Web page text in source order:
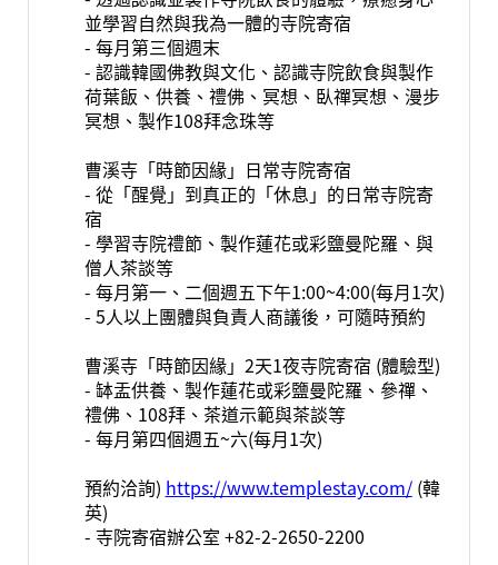
並學習自然與我為一體的寺院寄宿
- 每月第三個週末
- 認識韓國佛教與文化、認識寺院飲食與製作
荷葉飯、供養、禮佛、冥想、臥禪冥想、漫步
冥想、製作108拜念珠等
曹溪寺「時節因緣」日常寺院寄宿
- 從「醒覺」到真正的「休息」的日常寺院寄
宿
- 學習寺院禮節、製作蓮花或彩鹽曼陀羅、與
僧人茶談等
- 每月第一、二個週五下午1:00~4:00(每月1次)
- 5人以上團體與負責人商議後，可隨時預約
曹溪寺「時節因緣」2天1夜寺院寄宿 (體驗型)
- 缽盂供養、製作蓮花或彩鹽曼陀羅、參禪、
禮佛、108拜、茶道示範與茶談等
- 每月第四個週五~六(每月1次)
預約洽詢) https://www.templestay.com/(韓
英)
- 寺院寄宿辦公室 +82-2-2650-2200